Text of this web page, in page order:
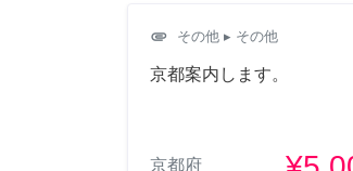
attachment その他 ▸ その他
京都案内します。
京都府